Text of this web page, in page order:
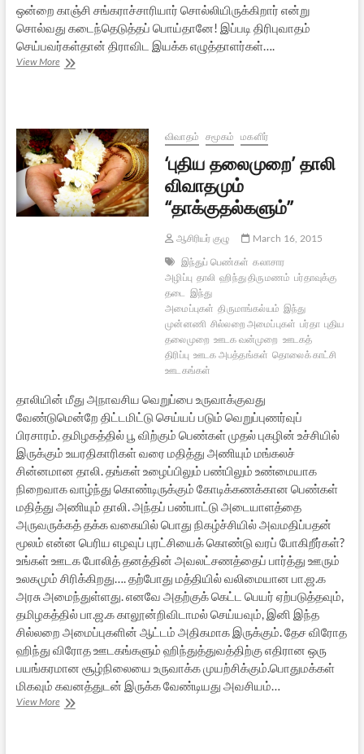
ஒன்றை காஞ்சி சங்கராச்சாரியார் சொல்லியிருக்கிறார் என்று
சொல்வது கடைந்தெடுத்தப் பொய்தானே! இப்படி திரிபுவாதம்
செய்பவர்கள்தான் திராவிட இயக்க எழுத்தாளர்கள்….
View Moreதெய்வத்தின்
மந்திர
திரிபுவாதம்
விவாதம் சமூகம் மகளிர்
‘புதிய தலைமுறை’ தாலி
விவாதமும்
“தாக்குதல்களும்”
ஆசிரியர் குழு
March 16, 2015
இந்துப் பெண்கள் கலாசார
அழிப்பு தாலி ஹிந்து திருமணம் பர்தாவுக்கு
தடை
இந்து
அமைப்புகள் திருமாங்கல்யம் இந்து
முன்னணி சில்லறை அமைப்புகள் பர்தா புதிய
தலைமுறை ஊடக வன்முறை ஊடகத்
திரிப்பு ஊடக அபத்தங்கள் தொலைக் காட்சி
ஊடகங்கள்
தாலியின் மீது அநாவசிய வெறுப்பை உருவாக்குவது
வேண்டுமென்றே திட்டமிட்டு செய்யப் படும் வெறுப்புணர்வுப்
பிரசாரம். தமிழகத்தில் பூ விற்கும் பெண்கள் முதல் புகழின் உச்சியில்
இருக்கும் உயரதிகாரிகள் வரை மதித்து அணியும் மங்கலச்
சின்னமான தாலி. தங்கள் உழைப்பிலும் பண்பிலும் உண்மையாக
நிறைவாக வாழ்ந்து கொண்டிருக்கும் கோடிக்கணக்கான பெண்கள்
மதித்து அணியும் தாலி. அந்தப் பண்பாட்டு அடையாளத்தை
அருவருக்கத் தக்க வகையில் பொது நிகழ்ச்சியில் அவமதிப்பதன்
மூலம் என்ன பெரிய எழவுப் புரட்சியைக் கொண்டு வரப் போகிறீர்கள்?
உங்கள் ஊடக போலித் தனத்தின் அவலட்சணத்தைப் பார்த்து ஊரும்
உலகமும் சிரிக்கிறது…. தற்போது மத்தியில் வலிமையான பா.ஜ.க
அரசு அமைந்துள்ளது. எனவே அதற்குக் கெட்ட பெயர் ஏற்படுத்தவும்,
தமிழகத்தில் பா.ஜ.க காலூன்றிவிடாமல் செய்யவும், இனி இந்த
சில்லறை அமைப்புகளின் ஆட்டம் அதிகமாக இருக்கும். தேச விரோத
ஹிந்து விரோத ஊடகங்களும் ஹிந்துத்துவத்திற்கு எதிரான ஒரு
பயங்கரமான சூழ்நிலையை உருவாக்க முயற்சிக்கும்.பொதுமக்கள்
மிகவும் கவனத்துடன் இருக்க வேண்டியது அவசியம்…
View More‘புதிய